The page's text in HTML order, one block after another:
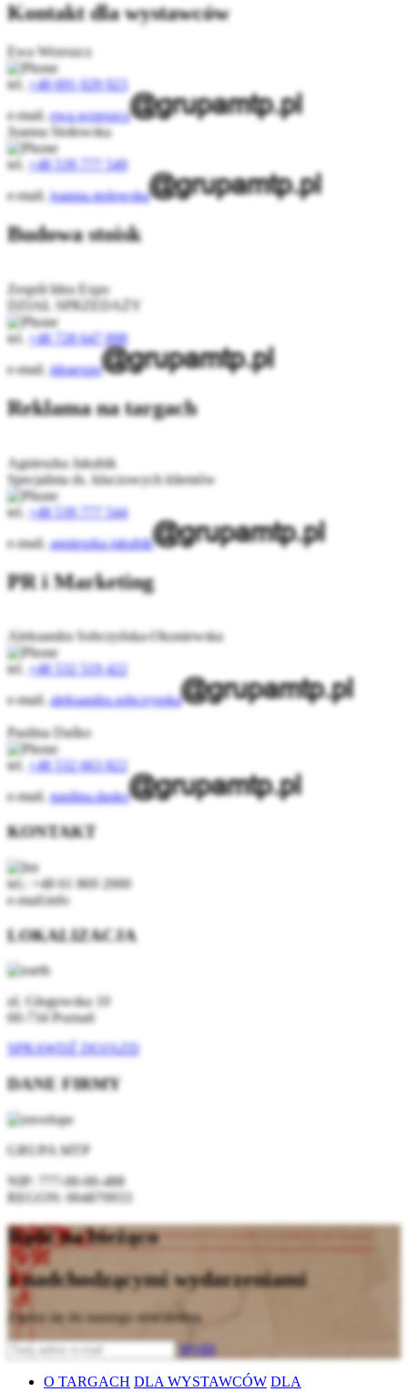
Kontakt dla wystawców
Ewa Wrzeszcz
tel.
+48 691 029 923
e-mail.ewa.wrzeszcz
Joanna Stołowska
tel.
+48 539 777 549
e-mail.joanna.stolowska
Budowa stoisk
Zespół Idea Expo
DZIAŁ SPRZEDAŻY
tel.
+48 728 647 898
e-mail.ideaexpo
Reklama na targach
Agnieszka Jakubik
Specjalista ds. kluczowych klientów
tel.
+48 539 777 544
e-mail.agnieszka.jakubik
PR i Marketing
Aleksandra Sobczyńska-Okoniewska
tel.
+48 532 519 422
e-mail.aleksandra.sobczynska
Paulina Daśko
tel.
+48 532 663 822
e-mail.paulina.dasko
KONTAKT
tel.: +48 61 869 2000
e-mail:info
LOKALIZACJA
ul. Głogowska 10
60-734 Poznań
SPRAWDŹ DOJAZD
DANE FIRMY
GRUPA MTP
NIP:
777-00-00-488
REGON: 004870933
Bądź na bieżąco
z nadchodzącymi wydarzeniami
Zapisz się do naszego newslettera
Wyślij
O TARGACH DLA WYSTAWCÓW DLA